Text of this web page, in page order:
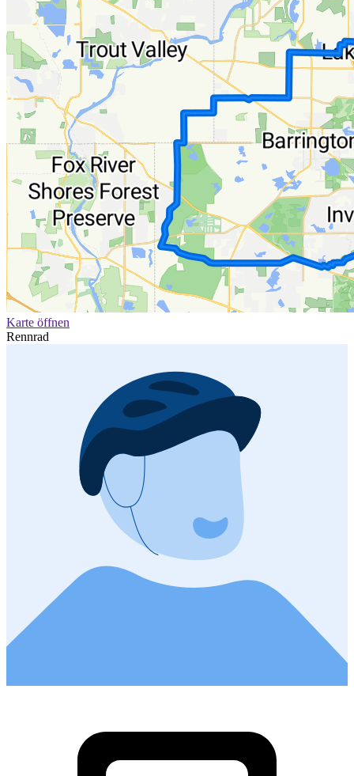
Karte öffnen
Rennrad